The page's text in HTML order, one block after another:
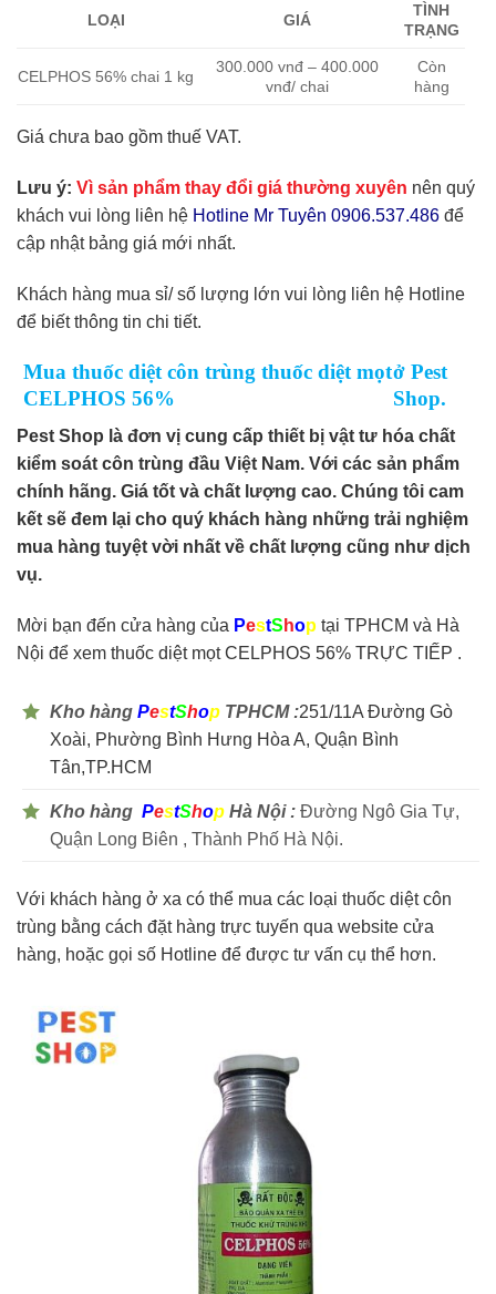
LOẠI GIÁ
TÌNH
TRẠNG
CELPHOS 56% chai 1 kg
300.000 vnđ – 400.000
vnđ/ chai
Còn
hàng
Giá chưa bao gồm thuế VAT.
Lưu ý: Vì sản phẩm thay đổi giá thường xuyên nên quý
khách vui lòng liên hệ Hotline Mr Tuyên 0906.537.486 để
cập nhật bảng giá mới nhất.
Khách hàng mua sỉ/ số lượng lớn vui lòng liên hệ Hotline
để biết thông tin chi tiết.
Mua thuốc diệt côn trùng thuốc diệt mọt
CELPHOS 56%
ở Pest
Shop.
Pest Shop là đơn vị cung cấp thiết bị vật tư hóa chất
kiểm soát côn trùng đầu Việt Nam. Với các sản phẩm
chính hãng. Giá tốt và chất lượng cao. Chúng tôi cam
kết sẽ đem lại cho quý khách hàng những trải nghiệm
mua hàng tuyệt vời nhất về chất lượng cũng như dịch
vụ.
Mời bạn đến cửa hàng của PestS hop tại TPHCM và Hà
Nội để xem thuốc diệt mọt CELPHOS 56% TRỰC TIẾP .
Kho hàng PestShop TPHCM :251/11A Đường Gò
Xoài, Phường Bình Hưng Hòa A, Quận Bình
Tân,TP.HCM
Kho hàng PestShop Hà Nội : Đường Ngô Gia Tự,
Quận Long Biên , Thành Phố Hà Nội.
Với khách hàng ở xa có thể mua các loại thuốc diệt côn
trùng bằng cách đặt hàng trực tuyến qua website cửa
hàng, hoặc gọi số Hotline để được tư vấn cụ thể hơn.